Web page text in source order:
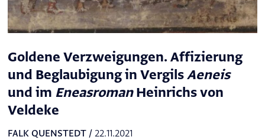
Goldene Verzweigungen. Affizierung
und Beglaubigung in VergilsAeneis
und im EneasromanHeinrichs von
Veldeke
FALK QUENSTEDT/ 22.11.2021